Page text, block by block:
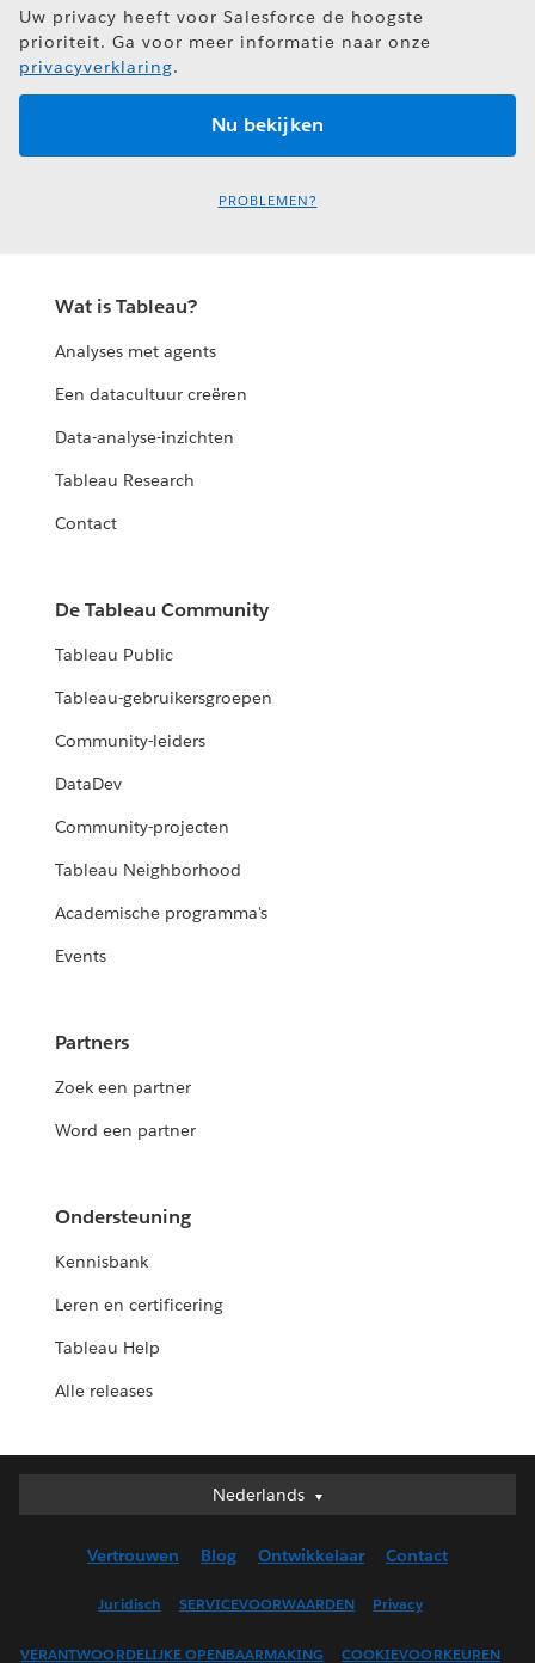
Uw privacy heeft voor Salesforce de hoogste
prioriteit. Ga voor meer informatie naar onze
privacyverklaring.
PROBLEMEN?
Wat is Tableau?
Analyses met agents
Een datacultuur creëren
Data-analyse-inzichten
Tableau Research
Contact
De Tableau Community
Tableau Public
Tableau-gebruikersgroepen
Community-leiders
DataDev
Community-projecten
Tableau Neighborhood
Academische programma's
Events
Partners
Zoek een partner
Word een partner
Ondersteuning
Kennisbank
Leren en certificering
Tableau Help
Alle releases
Nederlands
Nederlands
English (UK)
Vertrouwen Blog Ontwikkelaar Contact
Juridisch SERVICEVOORWAARDEN Privacy
VERANTWOORDELIJKE OPENBAARMAKING COOKIEVOORKEUREN